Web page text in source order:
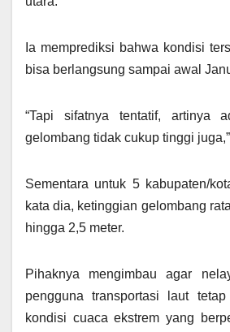
Ia memprediksi bahwa kondisi
bisa berlangsung sampai awal
“Tapi sifatnya tentatif, artinya
gelombang tidak cukup tinggi
Sementara untuk 5 kabupaten/
kata dia, ketinggian gelombang
hingga 2,5 meter.
Pihaknya mengimbau agar
pengguna transportasi laut
kondisi cuaca ekstrem yang